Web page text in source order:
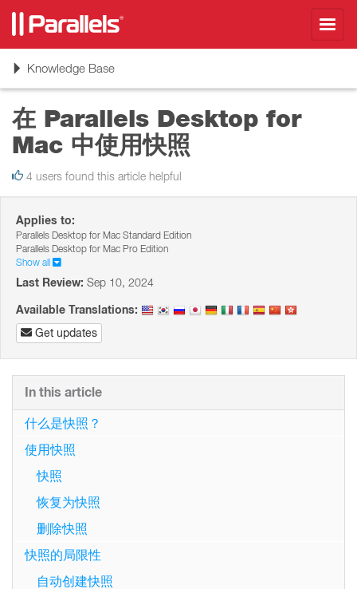
ToggleKnowledge Base
在 Parallels Desktop for
Mac 中使用快照
4 users found this article helpful
Applies to:
Parallels Desktop for Mac Standard Edition
Parallels Desktop for Mac Pro Edition
Show all
Last Review: Sep 10, 2024
Available Translations:
Get updates
In this article
什么是快照？
使用快照
快照
恢复为快照
删除快照
快照的局限性
自动创建快照